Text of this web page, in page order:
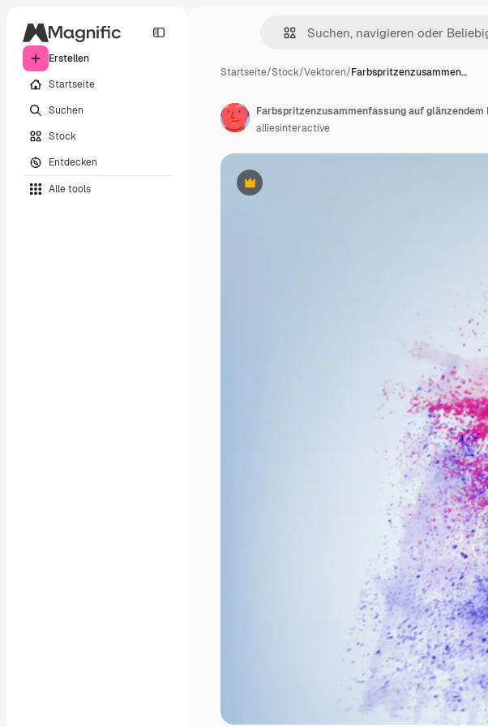
Erstellen
Startseite
Suchen
Stock
Entdecken
Alle tools
Startseite/Stock/Vektoren/Farbspritzenzusammen…
Premium
Farbspritzenzusammenfassung auf
alliesinteractive